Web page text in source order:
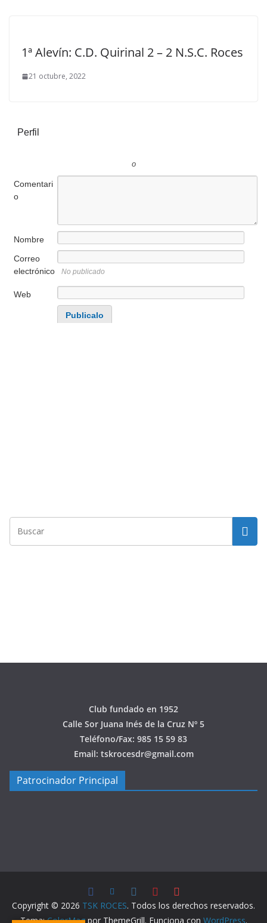
1ª Alevín: C.D. Quirinal 2 – 2 N.S.C. Roces
21 octubre, 2022
Perfil
o
Comentari
o
Nombre
Correo
electrónico
No publicado
Web
Club fundado en 1952
Calle Sor Juana Inés de la Cruz Nº 5
Teléfono/Fax: 985 15 59 83
Email: tskrocesdr@gmail.com
Patrocinador Principal
Copyright © 2026 TSK ROCES. Todos los derechos reservados.
Tema:ColorMagpor ThemeGrill. Funciona con WordPress.